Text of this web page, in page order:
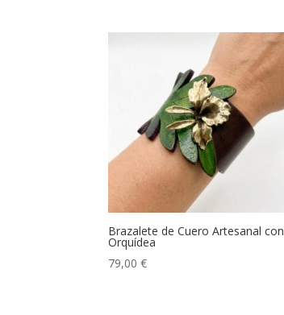
Brazalete de Cuero Artesanal con
Orquídea
79,00€